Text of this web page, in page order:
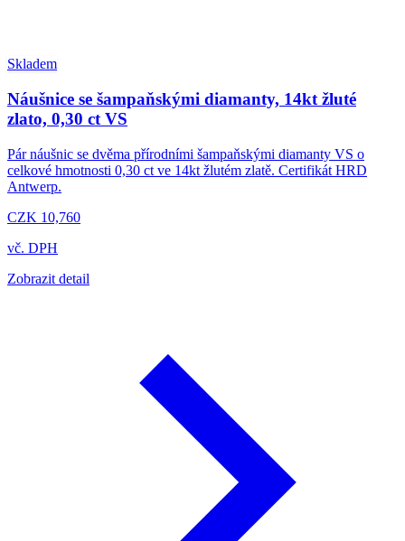
Skladem
Náušnice se šampaňskými diamanty, 14kt žluté
zlato, 0,30 ct VS
Pár náušnic se dvěma přírodními šampaňskými diamanty VS o
celkové hmotnosti 0,30 ct ve 14kt žlutém zlatě. Certifikát HRD
Antwerp.
CZK 10,760
vč. DPH
Zobrazit detail